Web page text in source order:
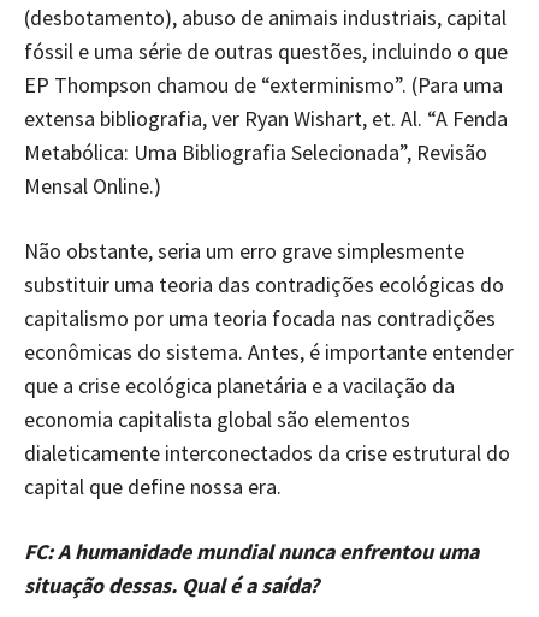
(desbotamento), abuso de animais industriais, capital
fóssil e uma série de outras questões, incluindo o que
EP Thompson chamou de “exterminismo”. (Para uma
extensa bibliografia, ver Ryan Wishart, et. Al. “A Fenda
Metabólica: Uma Bibliografia Selecionada”, Revisão
Mensal Online.)
Não obstante, seria um erro grave simplesmente
substituir uma teoria das contradições ecológicas do
capitalismo por uma teoria focada nas contradições
econômicas do sistema. Antes, é importante entender
que a crise ecológica planetária e a vacilação da
economia capitalista global são elementos
dialeticamente interconectados da crise estrutural do
capital que define nossa era.
FC: A humanidade mundial nunca enfrentou uma
situação dessas. Qual é a saída?